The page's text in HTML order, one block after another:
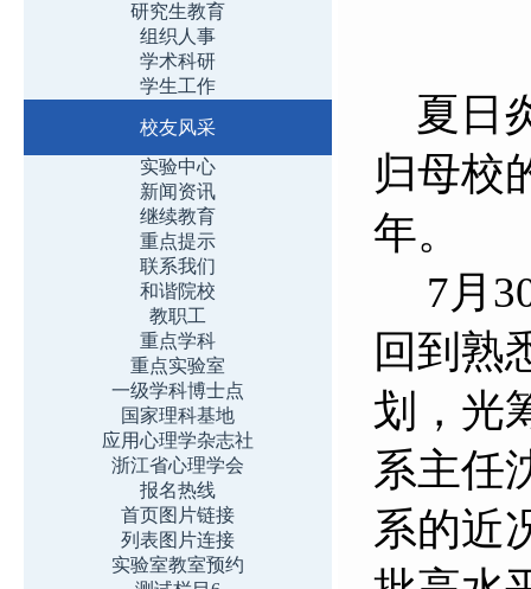
研究生教育
组织人事
学术科研
学生工作
校友风采
实验中心
新闻资讯
继续教育
重点提示
联系我们
和谐院校
教职工
重点学科
重点实验室
一级学科博士点
国家理科基地
应用心理学杂志社
浙江省心理学会
报名热线
首页图片链接
列表图片连接
实验室教室预约
夏日
归母校
年。
7月30
回到熟
划，光
系主任
系的近